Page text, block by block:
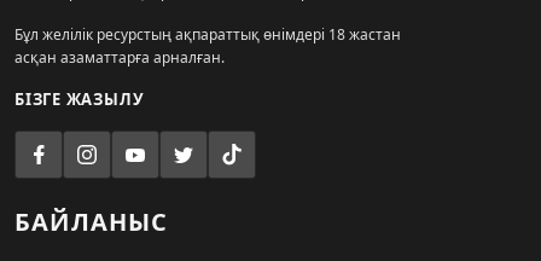
Бұл желілік ресурстың ақпараттық өнімдері 18 жастан
асқан азаматтарға арналған.
БІЗГЕ ЖАЗЫЛУ
БАЙЛАНЫС